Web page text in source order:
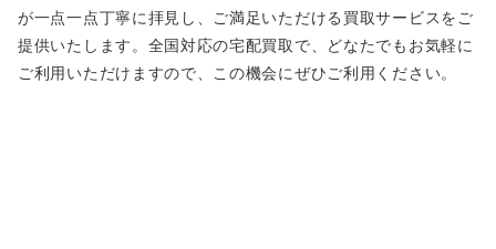
が一点一点丁寧に拝見し、ご満足いただける買取サービスをご
提供いたします。全国対応の宅配買取で、どなたでもお気軽に
ご利用いただけますので、この機会にぜひご利用ください。